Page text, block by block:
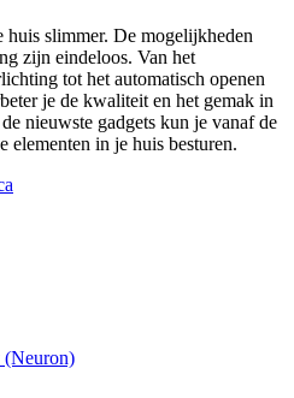
slimmer. De mogelijkheden
zijn eindeloos. Van het
tot het automatisch openen
je de kwaliteit en het gemak in
nieuwste gadgets kun je vanaf de
elementen in je huis besturen.